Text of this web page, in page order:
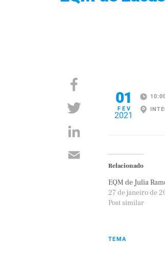
01
FEV
2021
Relacionado
EQM de Julia
27 de janeiro de
Post similar
TEMA